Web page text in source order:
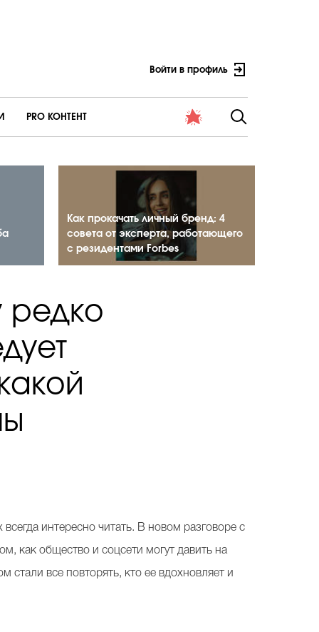
Войти в профиль
PRO КОНТЕНТ
Как прокачать личный бренд: 4
совета от эксперта, работающего
с резидентами Forbes
редко
интересно читать. В новом разговоре с
как общество и соцсети могут давить на
стали все повторять, кто ее вдохновляет и